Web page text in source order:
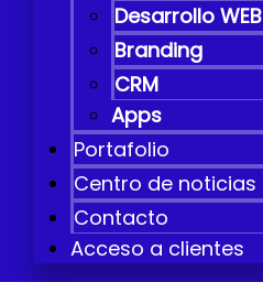
Desarrollo WEB
Branding
CRM
Apps
Portafolio
Centro de noticias
Contacto
Acceso a clientes